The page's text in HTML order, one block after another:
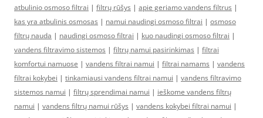
atbulinio osmoso filtrai | filtrų rūšys | apie geriamo vandens filtrus |
kas yra atbulinis osmosas | namui naudingi osmoso filtrai | osmoso
filtrų nauda | naudingi osmoso filtrai | kuo naudingi osmoso filtrai |
vandens filtravimo sistemos | filtrų namui pasirinkimas | filtrai
komfortui namuose | vandens filtrai namui | filtrai namams | vandens
filtrai kokybei | tinkamiausi vandens filtrai namui | vandens filtravimo
sistemos namui | filtrų sprendimai namui | ieškome vandens filtrų
namui | vandens filtrų namui rūšys | vandens kokybei filtrai namui |